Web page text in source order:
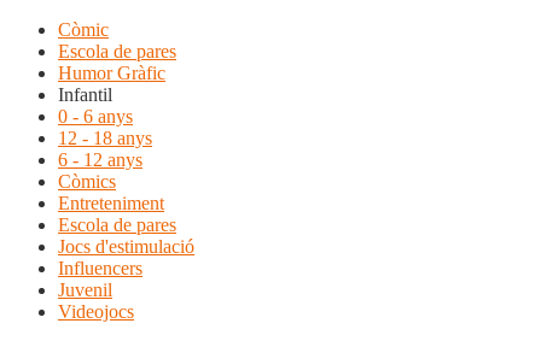
Còmic
Escola de pares
Humor Gràfic
Infantil
0 - 6 anys
12 - 18 anys
6 - 12 anys
Còmics
Entreteniment
Escola de pares
Jocs d'estimulació
Influencers
Juvenil
Videojocs